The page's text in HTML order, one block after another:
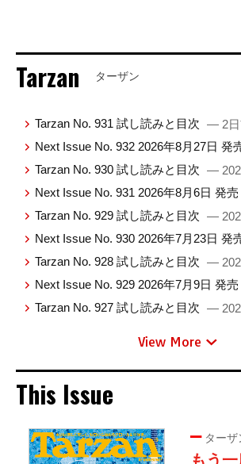
Tarzan ターザン
Tarzan No. 931 試し読みと目次 — 2
Next Issue No. 932 2026年8月27日 発
Tarzan No. 930 試し読みと目次 —
Next Issue No. 931 2026年8月6日 発売
Tarzan No. 929 試し読みと目次 —
Next Issue No. 930 2026年7月23日 発
Tarzan No. 928 試し読みと目次 —
Next Issue No. 929 2026年7月9日 発売
Tarzan No. 927 試し読みと目次 —
View More
This Issue
ターザ
もう